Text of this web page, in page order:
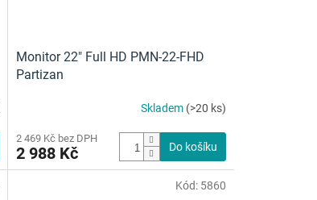
Monitor 22" Full HD PMN-22-FHD
Partizan
Skladem (>20 ks)
2 469 Kč bez DPH
2 988 Kč Do košíku
Kód: 5860